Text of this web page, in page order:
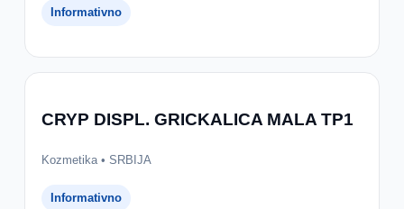
Informativno
CRYP DISPL. GRICKALICA MALA TP1
Kozmetika • SRBIJA
Informativno